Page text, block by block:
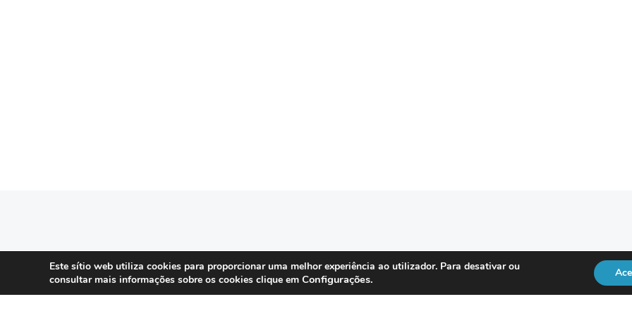
SERVIÇOS REGULAÇÃO
Este sítio web utiliza cookies para proporcionar uma melhor experiência ao utilizador. Para desativar ou
consultar mais informações sobre os cookies clique em Configurações.